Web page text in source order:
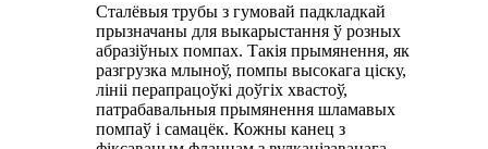
Сталёвыя трубы з гумовай падкладкай
прызначаны для выкарыстання ў розных
абразіўных помпах. Такія прымянення, як
разгрузка млыноў, помпы высокага ціску,
лініі перапрацоўкі доўгіх хвастоў,
патрабавальныя прымянення шламавых
помпаў і самацёк. Кожны канец з